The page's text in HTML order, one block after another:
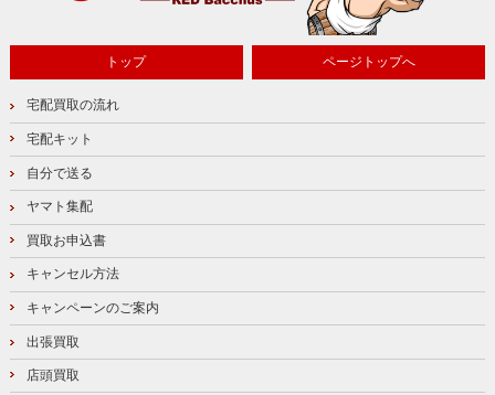
トップ ページトップへ
宅配買取の流れ
宅配キット
自分で送る
ヤマト集配
買取お申込書
キャンセル方法
キャンペーンのご案内
出張買取
店頭買取